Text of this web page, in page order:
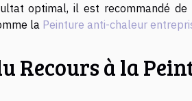
optimal, il est recommandé
la Peinture anti-chaleur
Recours à la